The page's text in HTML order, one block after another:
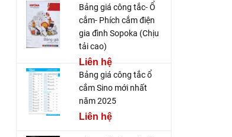
Bảng giá công tắc- Ổ
cắm- Phích cắm điện
gia đình Sopoka (Chịu
tải cao)
Liên hệ
Bảng giá công tắc ổ
cắm Sino mới nhất
năm 2025
Liên hệ